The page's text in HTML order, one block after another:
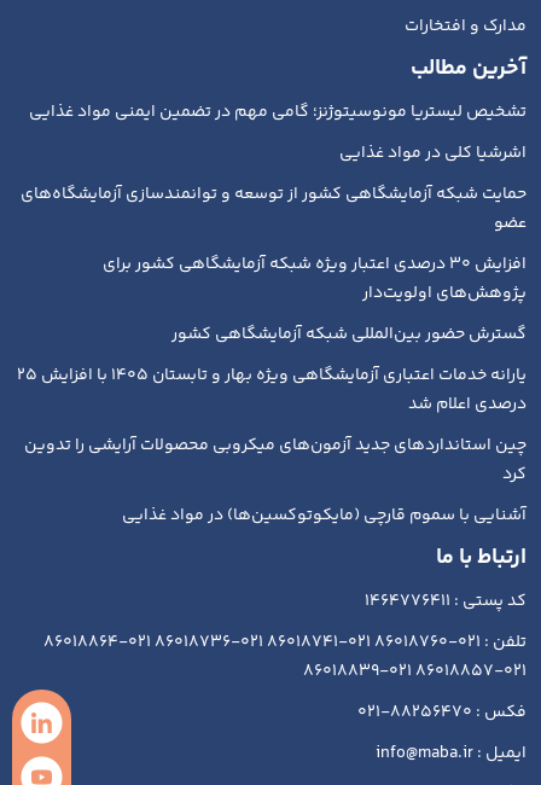
مدارک و افتخارات
آخرین مطالب
تشخیص لیستریا مونوسیتوژنز؛ گامی مهم در تضمین ایمنی مواد غذایی
اشرشیا کلی در مواد غذایی
حمایت شبکه آزمایشگاهی کشور از توسعه و توانمندسازی آزمایشگاه‌های
عضو
افزایش ۳۰ درصدی اعتبار ویژه شبکه آزمایشگاهی کشور برای
پژوهش‌های اولویت‌دار
گسترش حضور بین‌المللی شبکه آزمایشگاهی کشور
یارانه خدمات اعتباری آزمایشگاهی ویژه بهار و تابستان ۱۴۰۵ با افزایش ۲۵
درصدی اعلام شد
چین استانداردهای جدید آزمون‌های میکروبی محصولات آرایشی را تدوین
کرد
آشنایی با سموم قارچی (مایکوتوکسین‌ها) در مواد غذایی
ارتباط با ما
کد پستی : 1464776411
تلفن : 021-86018760 021-86018741 021-86018736 021-86018864
021-86018857 021-86018839
فکس : 88256470-021
ایمیل : info@maba.ir